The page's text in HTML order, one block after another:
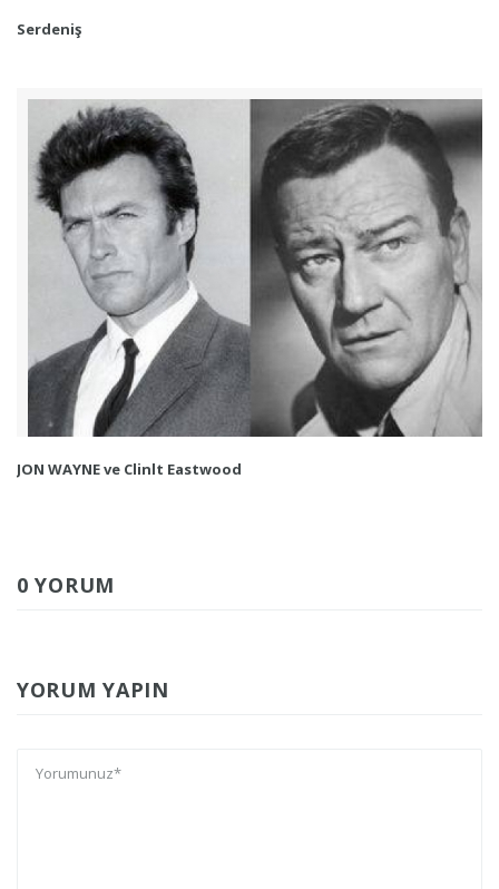
Serdeniş
JON WAYNE ve Clinlt Eastwood
0 YORUM
YORUM YAPIN